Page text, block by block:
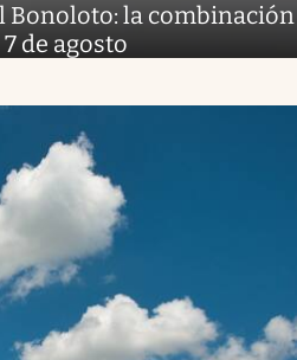
Bonoloto: la combinación
de agosto